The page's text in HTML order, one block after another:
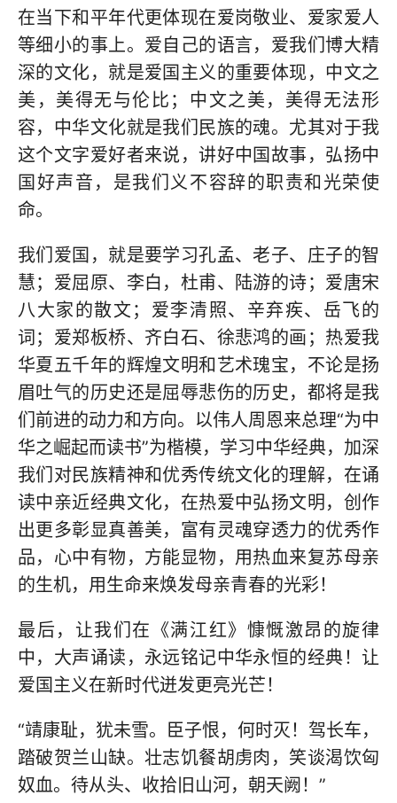
在当下和平年代更体现在爱岗敬业、爱家爱人
等细小的事上。爱自己的语言，爱我们博大精
深的文化，就是爱国主义的重要体现，中文之
美，美得无与伦比；中文之美，美得无法形
容，中华文化就是我们民族的魂。尤其对于我
这个文字爱好者来说，讲好中国故事，弘扬中
国好声音，是我们义不容辞的职责和光荣使
命。
我们爱国，就是要学习孔孟、老子、庄子的智
慧；爱屈原、李白，杜甫、陆游的诗；爱唐宋
八大家的散文；爱李清照、辛弃疾、岳飞的
词；爱郑板桥、齐白石、徐悲鸿的画；热爱我
华夏五千年的辉煌文明和艺术瑰宝，不论是扬
眉吐气的历史还是屈辱悲伤的历史，都将是我
们前进的动力和方向。以伟人周恩来总理“为中
华之崛起而读书”为楷模，学习中华经典，加深
我们对民族精神和优秀传统文化的理解，在诵
读中亲近经典文化，在热爱中弘扬文明，创作
出更多彰显真善美，富有灵魂穿透力的优秀作
品，心中有物，方能显物，用热血来复苏母亲
的生机，用生命来焕发母亲青春的光彩！
最后，让我们在《满江红》慷慨激昂的旋律
中，大声诵读，永远铭记中华永恒的经典！让
爱国主义在新时代迸发更亮光芒！
“靖康耻，犹未雪。臣子恨，何时灭！驾长车，
踏破贺兰山缺。壮志饥餐胡虏肉，笑谈渴饮匈
奴血。待从头、收拾旧山河，朝天阙！”